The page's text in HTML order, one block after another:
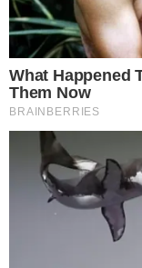
Operação do
Teresina